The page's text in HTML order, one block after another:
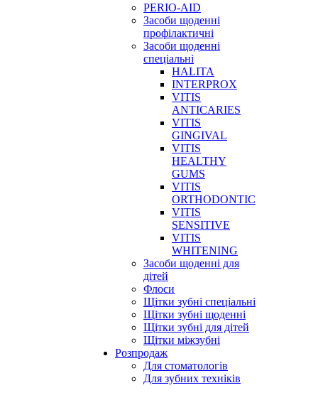
PERIO-AID
Засоби щоденні
профілактичні
Засоби щоденні
спеціальні
HALITA
INTERPROX
VITIS
ANTICARIES
VITIS
GINGIVAL
VITIS
HEALTHY
GUMS
VITIS
ORTHODONTIC
VITIS
SENSITIVE
VITIS
WHITENING
Засоби щоденні для
дітей
Флоси
Щітки зубні спеціальні
Щітки зубні щоденні
Щітки зубні для дітей
Щітки міжзубні
Розпродаж
Для стоматологів
Для зубних техніків